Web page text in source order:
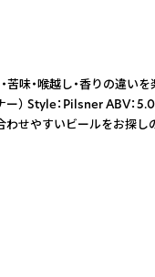
越し・香りの
Style：Pilsner
やすいビールを